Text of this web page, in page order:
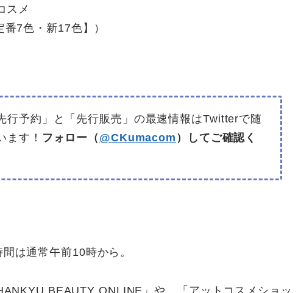
スメ
7色・新17色】）
行予約」と「先行販売」の最速情報はTwitterで随
ます！ フォロー（ @CKumacom ）してご確認く
は通常午前10時から。
BEAUTY ONLINE」や、「アットコスメショッ